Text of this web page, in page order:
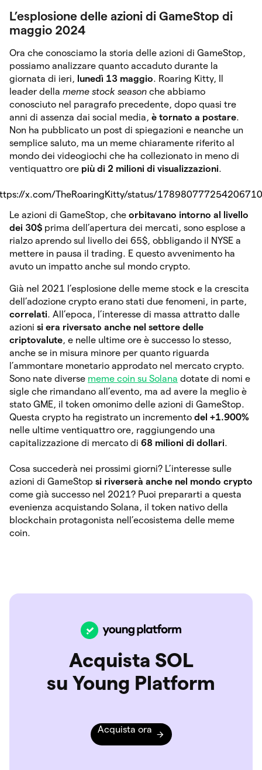
L’esplosione delle azioni di GameStop di
maggio 2024
Ora che conosciamo la storia delle azioni di GameStop,
possiamo analizzare quanto accaduto durante la
giornata di ieri, lunedì 13 maggio. Roaring Kitty, Il
leader della meme stock season che abbiamo
conosciuto nel paragrafo precedente, dopo quasi tre
anni di assenza dai social media, è tornato a postare.
Non ha pubblicato un post di spiegazioni e neanche un
semplice saluto, ma un meme chiaramente riferito al
mondo dei videogiochi che ha collezionato in meno di
ventiquattro ore più di 2 milioni di visualizzazioni.
x.com/TheRoaringKitty/status/
Le azioni di GameStop, che orbitavano intorno al livello
dei 30$ prima dell’apertura dei mercati, sono esplose a
rialzo aprendo sul livello dei 65$, obbligando il NYSE a
mettere in pausa il trading. E questo avvenimento ha
avuto un impatto anche sul mondo crypto.
Già nel 2021 l’esplosione delle meme stock e la crescita
dell’adozione crypto erano stati due fenomeni, in parte,
correlati. All’epoca, l’interesse di massa attratto dalle
azioni si era riversato anche nel settore delle
criptovalute, e nelle ultime ore è successo lo stesso,
anche se in misura minore per quanto riguarda
l’ammontare monetario approdato nel mercato crypto.
Sono nate diverse meme coin su Solana dotate di nomi e
sigle che rimandano all’evento, ma ad avere la meglio è
stato GME, il token omonimo delle azioni di GameStop.
Questa crypto ha registrato un incremento del +1.900%
nelle ultime ventiquattro ore, raggiungendo una
capitalizzazione di mercato di 68 milioni di dollari.
Cosa succederà nei prossimi giorni? L’interesse sulle
azioni di GameStop si riverserà anche nel mondo crypto
come già successo nel 2021? Puoi prepararti a questa
evenienza acquistando Solana, il token nativo della
blockchain protagonista nell’ecosistema delle meme
coin.
Acquista SOL
su Young Platform
Acquista ora